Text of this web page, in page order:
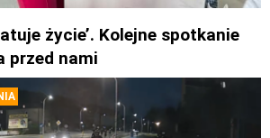
życie’. Kolejne spotkanie
przed nami